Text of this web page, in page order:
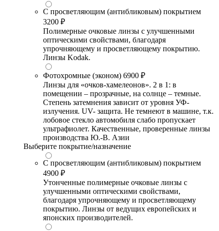
С просветляющим (антибликовым) покрытием
3200 ₽
Полимерные очковые линзы с улучшенными
оптическими свойствами, благодаря
упрочняющему и просветляющему покрытию.
Линзы Kodak.
Фотохромные (эконом) 6900 ₽
Линзы для «очков-хамелеонов». 2 в 1: в
помещении – прозрачные, на солнце – темные.
Степень затемнения зависит от уровня УФ-
излучения. UV- защита. Не темнеют в машине, т.к.
лобовое стекло автомобиля слабо пропускает
ультрафиолет. Качественные, проверенные линзы
производства Ю.-В. Азии
Выберите покрытие/назначение
С просветляющим (антибликовым) покрытием
4900 ₽
Утонченные полимерные очковые линзы с
улучшенными оптическими свойствами,
благодаря упрочняющему и просветляющему
покрытию. Линзы от ведущих европейских и
японских производителей.